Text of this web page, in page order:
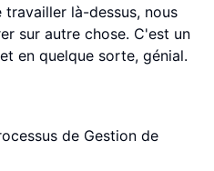
là-dessus, nous
sur autre chose. C'est un
en quelque sorte, génial.